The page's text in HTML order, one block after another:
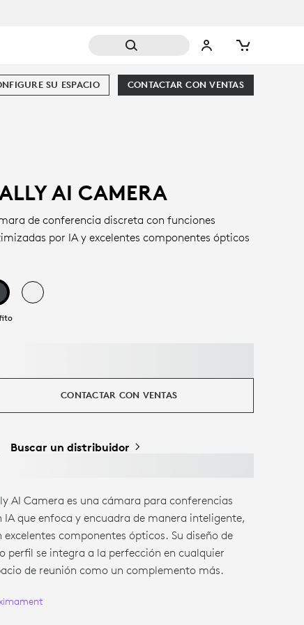
CONTACTAR CON VENTAS
SU ESPACIO
AI CAMERA
de conferencia discreta con funciones
por IA y excelentes componentes ópticos
CONTACTAR CON VENTAS
Buscar un distribuidor
AI Camera es una cámara para conferencias
IA que enfoca y encuadra de manera inteligente,
excelentes componentes ópticos. Su diseño de
perfil se integra a la perfección en cualquier
de reunión como un complemento más.